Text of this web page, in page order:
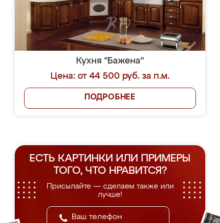
Кухня "Бажена"
Цена: от 44 500 руб. за п.м.
ПОДРОБНЕЕ
ЕСТЬ КАРТИНКИ ИЛИ ПРИМЕРЫ
ТОГО, ЧТО НРАВИТСЯ?
Присылайте — сделаем также или
лучше!